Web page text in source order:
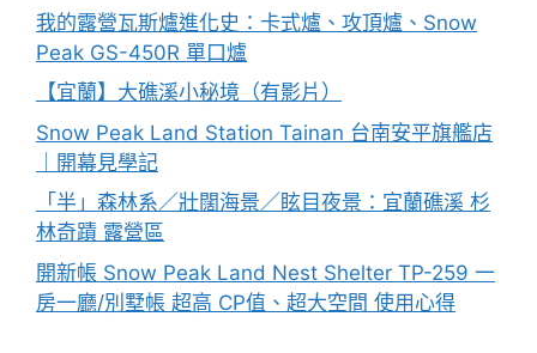
我的露營瓦斯爐進化史：卡式爐、攻頂爐、Snow
Peak GS-450R 單口爐
【宜蘭】大礁溪小秘境（有影片）
Snow Peak Land Station Tainan 台南安平旗艦店
｜開幕見學記
「半」森林系／壯闊海景／眩目夜景：宜蘭礁溪 杉
林奇蹟 露營區
開新帳 Snow Peak Land Nest Shelter TP-259 一
房一廳/別墅帳 超高 CP值、超大空間 使用心得